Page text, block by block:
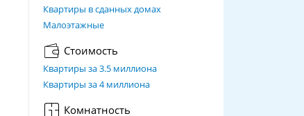
Квартиры в сданных домах
Малоэтажные
Стоимость
Квартиры за 3.5 миллиона
Квартиры за 4 миллиона
Комнатность